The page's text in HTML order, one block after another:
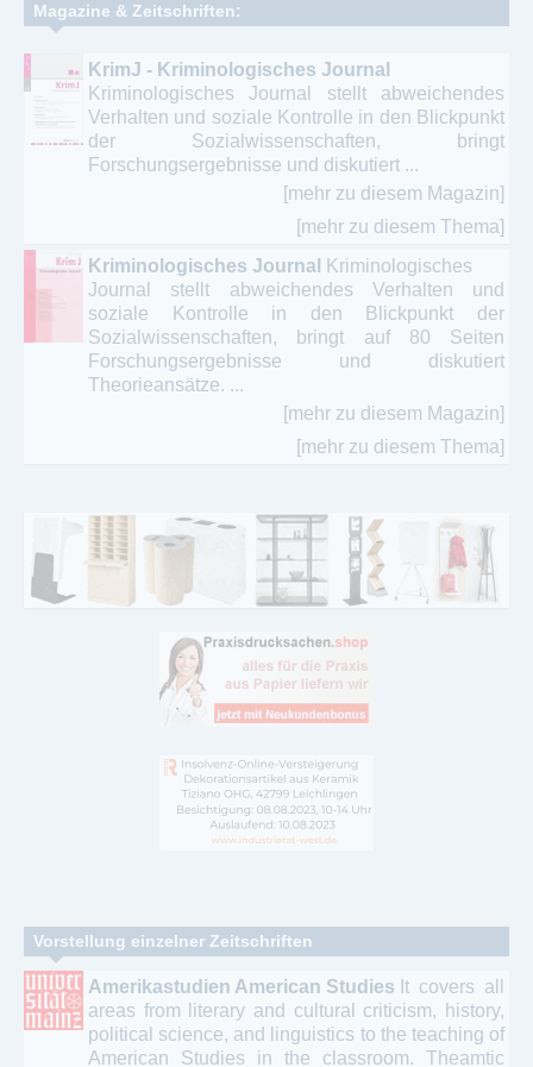
Magazine & Zeitschriften:
KrimJ - Kriminologisches Journal
Kriminologisches Journal stellt abweichendes
Verhalten und soziale Kontrolle in den Blickpunkt
der Sozialwissenschaften, bringt
Forschungsergebnisse und diskutiert ...
[mehr zu diesem Magazin]
[mehr zu diesem Thema]
Kriminologisches Journal
Kriminologisches
Journal stellt abweichendes Verhalten und
soziale Kontrolle in den Blickpunkt der
Sozialwissenschaften, bringt auf 80 Seiten
Forschungsergebnisse und diskutiert
Theorieansätze. ...
[mehr zu diesem Magazin]
[mehr zu diesem Thema]
Vorstellung einzelner Zeitschriften
Amerikastudien American Studies It covers all
areas from literary and cultural criticism, history,
political science, and linguistics to the teaching of
American Studies in the classroom. Theamtic